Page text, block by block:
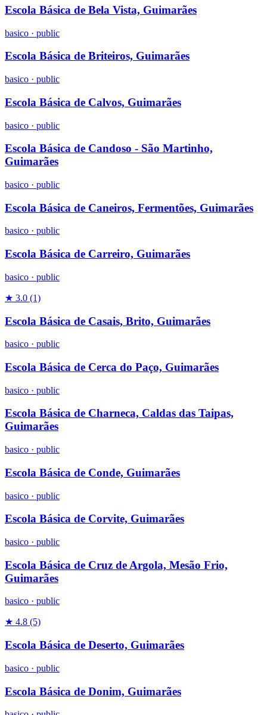
Escola Básica de Bela Vista, Guimarães
basico · public
Escola Básica de Briteiros, Guimarães
basico · public
Escola Básica de Calvos, Guimarães
basico · public
Escola Básica de Candoso - São Martinho,
Guimarães
basico · public
Escola Básica de Caneiros, Fermentões, Guimarães
basico · public
Escola Básica de Carreiro, Guimarães
basico · public
★ 3.0 (1)
Escola Básica de Casais, Brito, Guimarães
basico · public
Escola Básica de Cerca do Paço, Guimarães
basico · public
Escola Básica de Charneca, Caldas das Taipas,
Guimarães
basico · public
Escola Básica de Conde, Guimarães
basico · public
Escola Básica de Corvite, Guimarães
basico · public
Escola Básica de Cruz de Argola, Mesão Frio,
Guimarães
basico · public
★ 4.8 (5)
Escola Básica de Deserto, Guimarães
basico · public
Escola Básica de Donim, Guimarães